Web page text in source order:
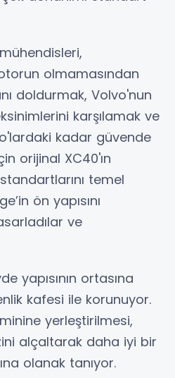
olmamasından
doldurmak, Volvo'nun
karşılamak ve
kadar güvende
orijinal XC40'ın
temel
ön yapısını
ve
yapısının ortasına
kafesi ile korunuyor.
yerleştirilmesi,
alçaltarak daha iyi bir
olanak tanıyor.